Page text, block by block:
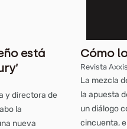
está
y directora de
la
nueva
Cómo
Revista
La mezcla
la apuesta
un diálogo
cincuenta,